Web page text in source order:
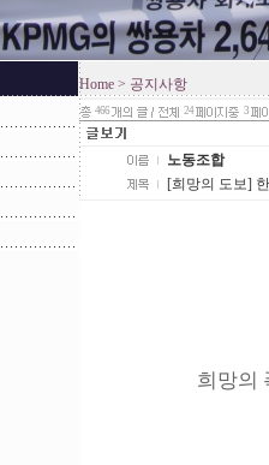
Home > 공지사항
466 24 3
노동조합
[희망의 도보]
희망의